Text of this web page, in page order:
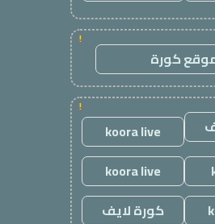
!
كورة
!
koora live
koora live
كورة لايف